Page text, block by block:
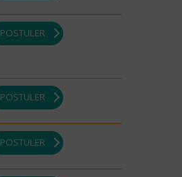
POSTULER
POSTULER
POSTULER